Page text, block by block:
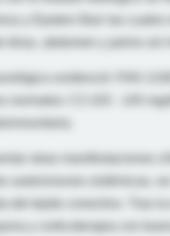
y Epstein Barr las
tórax, abdomen y pelvis sin
evidenció: FAN 1/
normales: C3 103 - 145